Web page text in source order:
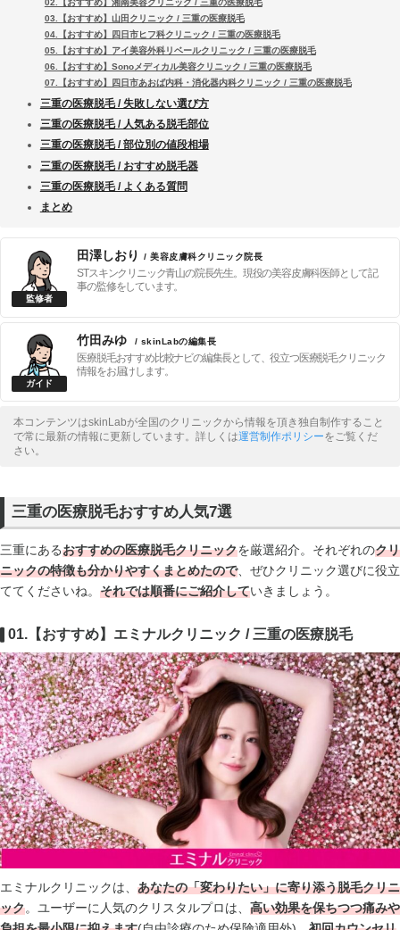
02.【おすすめ】湘南美容クリニック / 三重の医療脱毛
03.【おすすめ】山田クリニック / 三重の医療脱毛
04.【おすすめ】四日市ヒフ科クリニック / 三重の医療脱毛
05.【おすすめ】アイ美容外科リベールクリニック / 三重の医療脱毛
06.【おすすめ】Sonoメディカル美容クリニック / 三重の医療脱毛
07.【おすすめ】四日市あおば内科・消化器内科クリニック / 三重の医療脱毛
三重の医療脱毛 / 失敗しない選び方
三重の医療脱毛 / 人気ある脱毛部位
三重の医療脱毛 / 部位別の値段相場
三重の医療脱毛 / おすすめ脱毛器
三重の医療脱毛 / よくある質問
まとめ
田澤しおり / 美容皮膚科クリニック院長
STスキンクリニック青山の院長先生。現役の美容皮膚科医師として記
事の監修をしています。
竹田みゆ / skinLabの編集長
医療脱毛おすすめ比較ナビの編集長として、役立つ医療脱毛クリニック
情報をお届けします。
本コンテンツはskinLabが全国のクリニックから情報を頂き独自制作すること
で常に最新の情報に更新しています。詳しくは運営制作ポリシーをご覧くだ
さい。
三重の医療脱毛おすすめ人気7選
三重にあるおすすめの医療脱毛クリニックを厳選紹介。それぞれのクリ
ニックの特徴も分かりやすくまとめたので、ぜひクリニック選びに役立
ててくださいね。 それでは順番にご紹介していきましょう。
01.【おすすめ】エミナルクリニック / 三重の医療脱毛
エミナルクリニックは、 あなたの「変わりたい」に寄り添う脱毛クリニ
ック。ユーザーに人気のクリスタルプロは、 高い効果を保ちつつ痛みや